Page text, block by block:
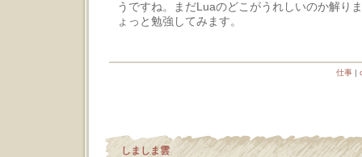
うですね。まだLuaのどこがうれしいのか解り
ょっと勉強してみます。
仕事 |
しましま雲